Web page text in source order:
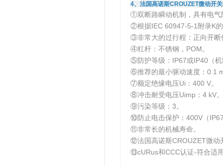
4、法国高诺斯CROUZET微动开
①双断路瞬动机制，具有电气
②根据IEC 60947-5-1附录K
③非常大的过行程：正向开断
④杠杆：不锈钢，POM。
⑤防护等级：IP67或IP40（
⑥推荐的最小驱动速度：0.1
⑦额定绝缘电压Ui：400 V。
⑧冲击耐受电压Uimp：4 kV。
⑨污染等级：3。
⑩防止电击保护：400V（
⑪非常长的机械寿命。
⑫法国高诺斯CROUZET微动
⑬cURus和CCC认证-符合适